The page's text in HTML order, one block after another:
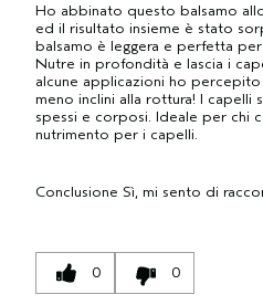
Ho abbinato questo balsamo
ed il risultato insieme è stato
balsamo è leggera e perfetta
Nutre in profondità e lascia i
alcune applicazioni ho
meno inclini alla rottura! I capelli
spessi e corposi. Ideale per chi
nutrimento per i capelli.
Conclusione Sì, mi sento di
0 0